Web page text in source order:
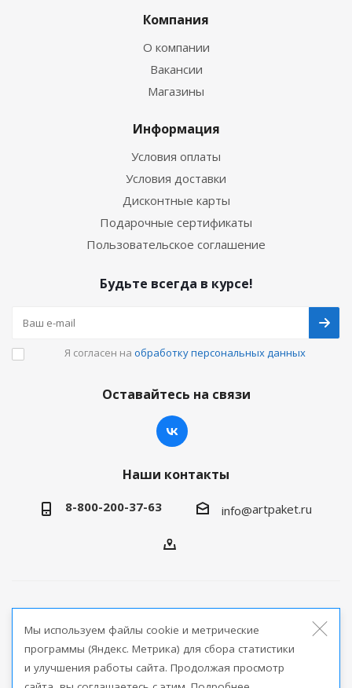
Компания
О компании
Вакансии
Магазины
Информация
Условия оплаты
Условия доставки
Дисконтные карты
Подарочные сертификаты
Пользовательское соглашение
Будьте всегда в курсе!
Я согласен на обработку персональных данных
Оставайтесь на связи
Наши контакты
8-800-200-37-63 info@artpaket.ru
продукции
Версия для печати
Мы используем файлы cookie и метрические
программы (Яндекс. Метрика) для сбора статистики
и улучшения работы сайта. Продолжая просмотр